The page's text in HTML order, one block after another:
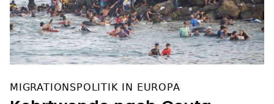
Kehrtwende nach Ceuta-